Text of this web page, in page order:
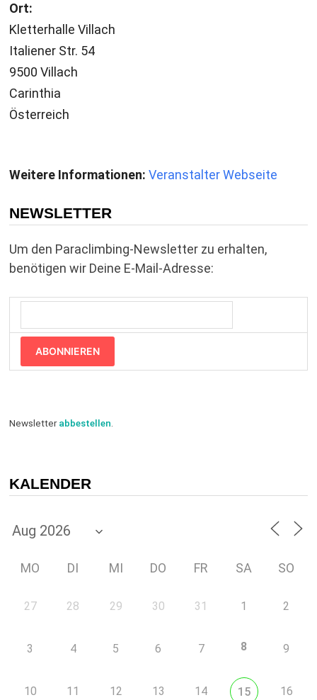
Ort:
Kletterhalle Villach
Italiener Str. 54
9500 Villach
Carinthia
Österreich
Weitere Informationen: Veranstalter Webseite
NEWSLETTER
Um den Paraclimbing-Newsletter zu erhalten,
benötigen wir Deine E-Mail-Adresse:
ABONNIEREN
Newsletterabbestellen.
KALENDER
MO DI MI DO FR SA SO
27 28 29 30 31 1 2
3 4 5 6 7 8 9
10 11 12 13 14 15 16